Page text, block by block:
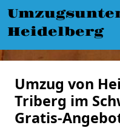
Heidelberg
Umzug von
Triberg im
Gratis-